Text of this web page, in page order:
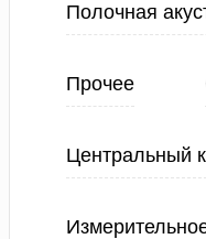
Полочная
Прочее
Центральный